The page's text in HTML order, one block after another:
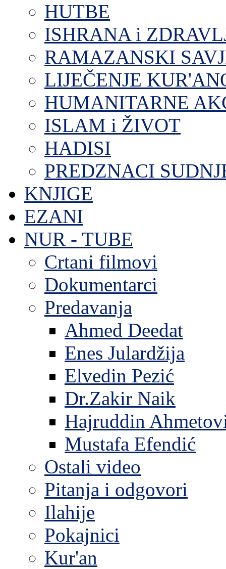
HUTBE
ISHRANA i
RAMAZANSKI
LIJEČENJE
HUMANITARNE
ISLAM i ŽIVOT
HADISI
PREDZNACI
KNJIGE
EZANI
NUR - TUBE
Crtani filmovi
Dokumentarci
Predavanja
Ahmed Deedat
Enes Julardžija
Elvedin Pezić
Dr.Zakir Naik
Hajruddin
Mustafa Efendić
Ostali video
Pitanja i odgovori
Ilahije
Pokajnici
Kur'an